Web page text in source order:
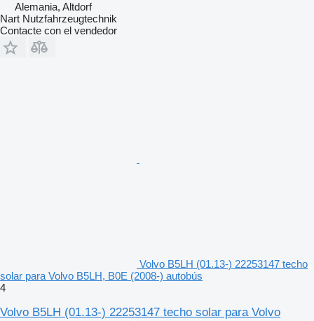
Alemania, Altdorf
Nart Nutzfahrzeugtechnik
Contacte con el vendedor
Volvo B5LH (01.13-) 22253147 techo
solar para Volvo B5LH, B0E (2008-) autobús
4
Volvo B5LH (01.13-) 22253147 techo solar para Volvo